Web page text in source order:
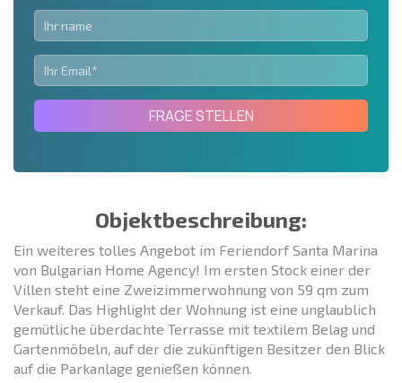
+1
FRAGE STELLEN
Objektbeschreibung:
Ein weiteres tolles Angebot im Feriendorf Santa Marina
von Bulgarian Home Agency! Im ersten Stock einer der
Villen steht eine Zweizimmerwohnung von 59 qm zum
Verkauf. Das Highlight der Wohnung ist eine unglaublich
gemütliche überdachte Terrasse mit textilem Belag und
Gartenmöbeln, auf der die zukünftigen Besitzer den Blick
auf die Parkanlage genießen können.